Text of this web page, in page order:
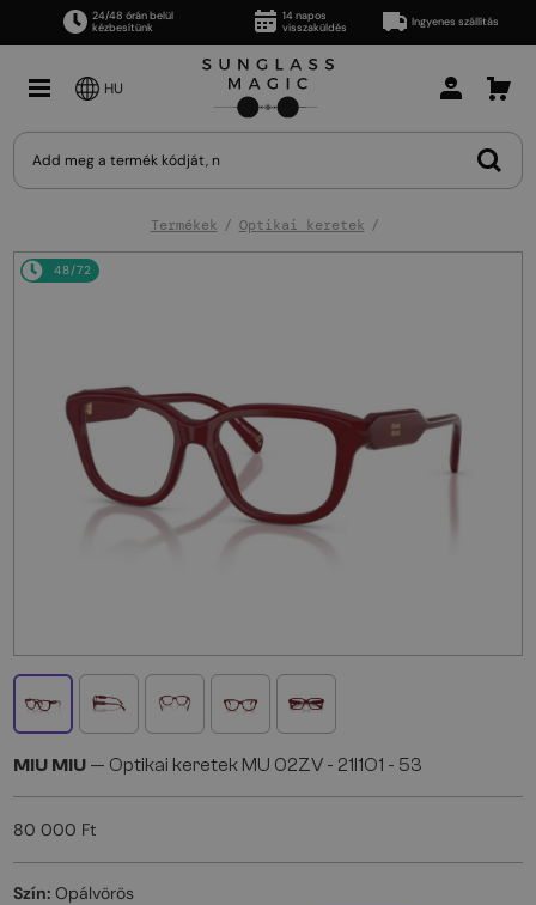
24/48 órán belül
kézbesítünk
14 napos
visszaküldés
Ingyenes szállítás
HU
Termékek Optikai keretek
48/72
MIU MIU — Optikai keretek MU 02ZV - 21I1O1 - 53
80 000 Ft
Szín: Opálvörös